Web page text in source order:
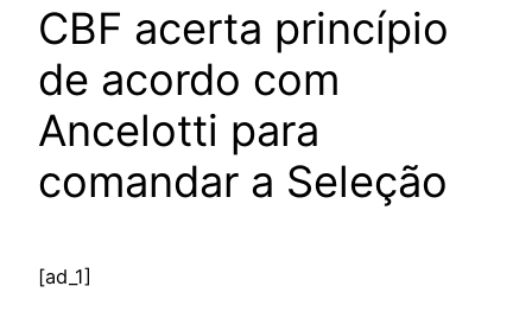
CBF acerta princípio
de acordo com
Ancelotti para
comandar a Seleção
[ad_1]